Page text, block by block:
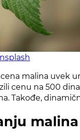
malina uvek
cenu na 500
Takođe,